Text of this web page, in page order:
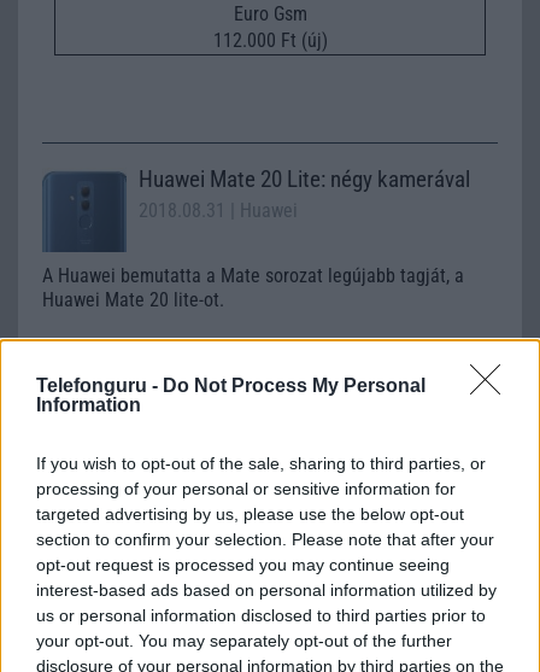
Telefonguru - Do Not Process My Personal
Information
If you wish to opt-out of the sale, sharing to third parties, or
processing of your personal or sensitive information for
targeted advertising by us, please use the below opt-out
section to confirm your selection. Please note that after your
opt-out request is processed you may continue seeing
interest-based ads based on personal information utilized by
us or personal information disclosed to third parties prior to
your opt-out. You may separately opt-out of the further
disclosure of your personal information by third parties on the
Euro Gsm
112.000 Ft (új)
Huawei Mate 20 Lite: négy kamerával
2018.08.31 | Huawei
A Huawei bemutatta a Mate sorozat legújabb tagját, a
Huawei Mate 20 lite-ot.
A Huawei Mate 20 Lite csak nevében
2018.08.13
| GSM Arena
Ősszel mutatkozik be a Huawei Mate 20 termékcsalád.
Te már megkaptad az EMUI 10-et?
2019.12.19| Huawei